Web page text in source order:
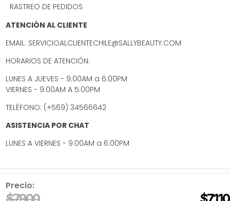
Precio:
RASTREO DE PEDIDOS
ATENCIÓN AL CLIENTE
EMAIL: SERVICIOALCLIENTECHILE@SALLYBEAUTY.COM
HORARIOS DE ATENCIÓN:
LUNES A JUEVES - 9:00AM a 6:00PM
VIERNES - 9:00AM A 5:00PM
TELÉFONO: (+569) 34566642
ASISTENCIA POR CHAT
LUNES A VIERNES - 9:00AM a 6:00PM